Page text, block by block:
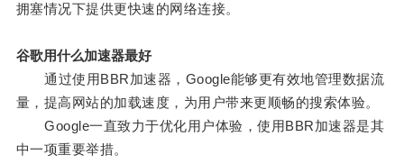
拥塞情况下提供更快速的网络连接。
谷歌用什么加速器最好
通过使用BBR加速器，Google能够更有效地管理数据流
量，提高网站的加载速度，为用户带来更顺畅的搜索体验。
Google一直致力于优化用户体验，使用BBR加速器是其
中一项重要举措。